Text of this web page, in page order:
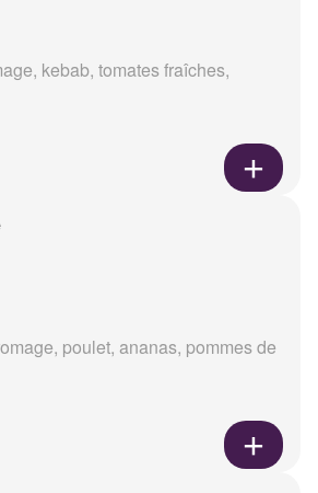
kebab, tomates fraîches,
poulet, ananas, pommes de